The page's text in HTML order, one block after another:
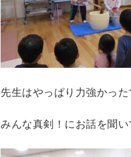
先生はやっぱり力強かった
みんな真剣！にお話を聞